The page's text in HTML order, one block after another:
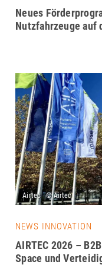
Neues
Nutzfahrzeuge auf
NEWS INNOVATION
AIRTEC 2026 –
Space und